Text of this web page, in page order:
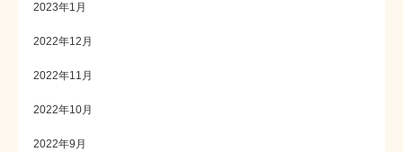
2023年1月
2022年12月
2022年11月
2022年10月
2022年9月